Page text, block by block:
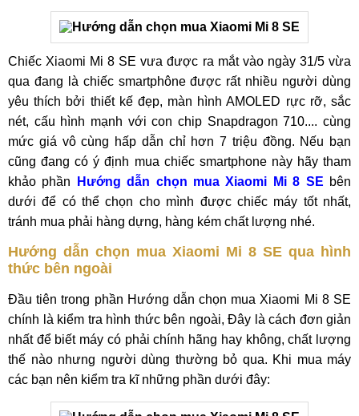
Chiếc Xiaomi Mi 8 SE vưa được ra mắt vào ngày 31/5 vừa
qua đang là chiếc smartphône được rất nhiều người dùng
yêu thích bởi thiết kế đẹp, màn hình AMOLED rực rỡ, sắc
nét, cấu hình mạnh với con chip Snapdragon 710.... cùng
mức giá vô cùng hấp dẫn chỉ hơn 7 triệu đồng. Nếu bạn
cũng đang có ý định mua chiếc smartphone này hãy tham
khảo phần
Hướng dẫn chọn mua Xiaomi Mi 8 SE bên
dưới để có thể chọn cho mình được chiếc máy tốt nhất,
tránh mua phải hàng dựng, hàng kém chất lượng nhé.
Hướng dẫn chọn mua Xiaomi Mi 8 SE qua hình
thức bên ngoài
Đầu tiên trong phần Hướng dẫn chọn mua Xiaomi Mi 8 SE
chính là kiểm tra hình thức bên ngoài, Đây là cách đơn giản
nhất để biết máy có phải chính hãng hay không, chất lượng
thế nào nhưng người dùng thường bỏ qua. Khi mua máy
các bạn nên kiểm tra kĩ những phần dưới đây: